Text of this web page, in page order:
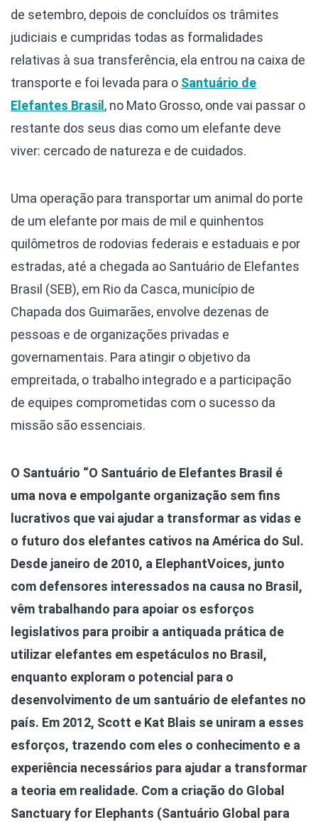
de setembro, depois de concluídos os trâmites
judiciais e cumpridas todas as formalidades
relativas à sua transferência, ela entrou na caixa de
transporte e foi levada para o Santuário de
Elefantes Brasil , no Mato Grosso, onde vai passar o
restante dos seus dias como um elefante deve
viver: cercado de natureza e de cuidados.
Uma operação para transportar um animal do porte
de um elefante por mais de mil e quinhentos
quilômetros de rodovias federais e estaduais e por
estradas, até a chegada ao Santuário de Elefantes
Brasil (SEB), em Rio da Casca, município de
Chapada dos Guimarães, envolve dezenas de
pessoas e de organizações privadas e
governamentais. Para atingir o objetivo da
empreitada, o trabalho integrado e a participação
de equipes comprometidas com o sucesso da
missão são essenciais.
O Santuário “O Santuário de Elefantes Brasil é
uma nova e empolgante organização sem fins
lucrativos que vai ajudar a transformar as vidas e
o futuro dos elefantes cativos na América do Sul.
Desde janeiro de 2010, a ElephantVoices, junto
com defensores interessados na causa no Brasil,
vêm trabalhando para apoiar os esforços
legislativos para proibir a antiquada prática de
utilizar elefantes em espetáculos no Brasil,
enquanto exploram o potencial para o
desenvolvimento de um santuário de elefantes no
país. Em 2012, Scott e Kat Blais se uniram a esses
esforços, trazendo com eles o conhecimento e a
experiência necessários para ajudar a transformar
a teoria em realidade. Com a criação do Global
Sanctuary for Elephants (Santuário Global para